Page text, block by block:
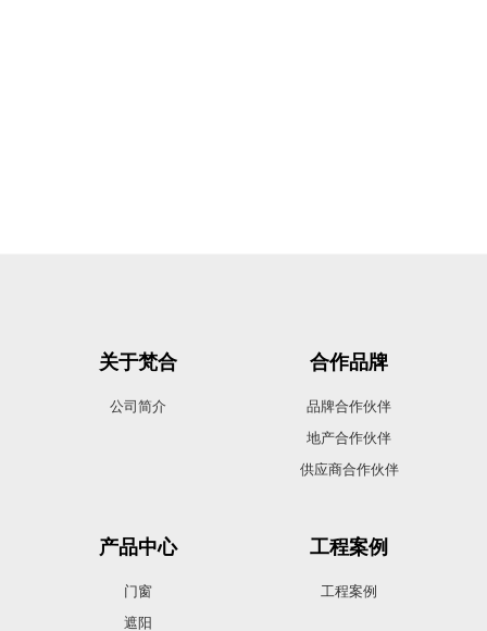
关于梵合
公司简介
合作品牌
品牌合作伙伴
地产合作伙伴
供应商合作伙伴
产品中心
门窗
遮阳
工程案例
工程案例